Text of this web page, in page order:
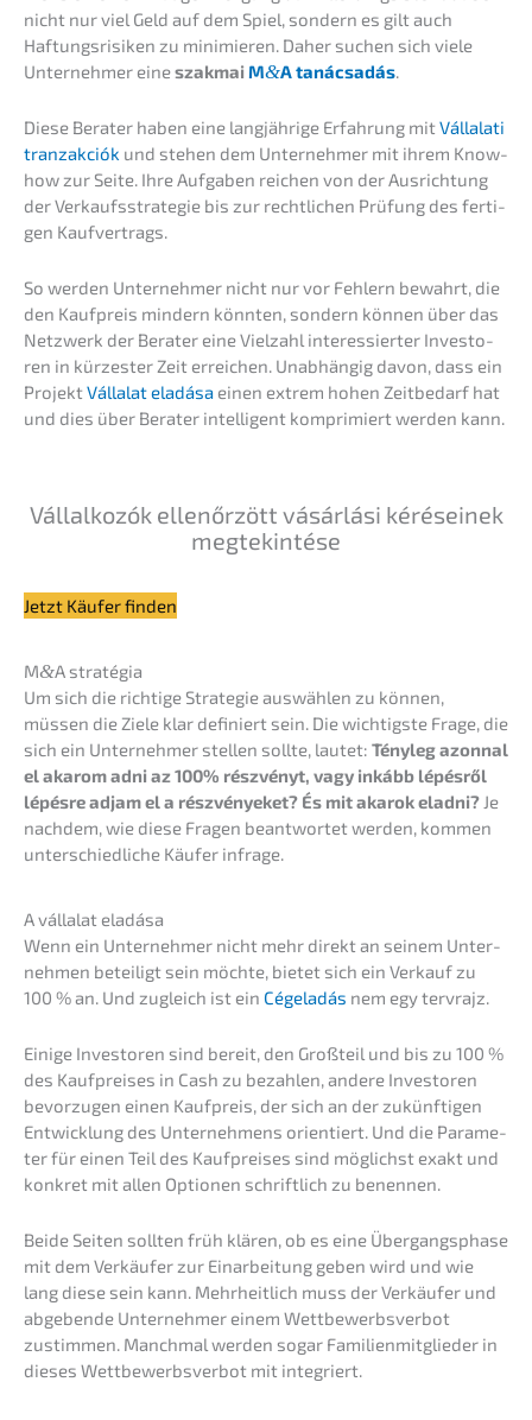
nicht nur viel Geld auf dem Spiel, sondern es gilt auch
Haftungs­ri­si­ken zu minimie­ren. Daher suchen sich viele
Unter­neh­mer eineszakmaiM&A tanác­sa­dás.
Diese Berater haben eine langjäh­ri­ge Erfah­rung mitVállala­ti
tranzak­ciók und stehen dem Unter­neh­mer mit ihrem Know-
how zur Seite. Ihre Aufga­ben reichen von der Ausrich­tung
der Verkaufs­stra­te­gie bis zur recht­li­chen Prüfung des ferti­
gen Kaufvertrags.
So werden Unter­neh­mer nicht nur vor Fehlern bewahrt, die
den Kaufpreis mindern könnten, sondern können über das
Netzwerk der Berater eine Vielzahl inter­es­sier­ter Inves­to­
ren in kürzes­ter Zeit errei­chen. Unabhän­gig davon, dass ein
ProjektVálla­lat eladá­sa einen extrem hohen Zeitbe­darf hat
und dies über Berater intel­li­gent kompri­miert werden kann.
Vállal­ko­zók ellenőr­zött vásár­lá­si kérés­ei­nek
megtekintése
Jetzt Käufer finden
M&A straté­gia
Um sich die richti­ge Strate­gie auswäh­len zu können,
müssen die Ziele klar definiert sein. Die wichtigs­te Frage, die
sich ein Unter­neh­mer stellen sollte, lautet: Tényleg azonnal
el akarom adni az 100% részvé­nyt, vagy inkább lépés­ről
lépés­re adjam el a részvé­ny­e­ket? És mit akarok eladni? Je
nachdem, wie diese Fragen beant­wor­tet werden, kommen
unter­schied­li­che Käufer infrage.
A válla­lat eladása
Wenn ein Unter­neh­mer nicht mehr direkt an seinem Unter­
neh­men betei­ligt sein möchte, bietet sich ein Verkauf zu
100 % an. Und zugleich ist ein Cégela­dás nem egy tervrajz.
Einige Inves­to­ren sind bereit, den Großteil und bis zu 100 %
des Kaufprei­ses in Cash zu bezah­len, andere Inves­to­ren
bevor­zu­gen einen Kaufpreis, der sich an der zukünf­ti­gen
Entwick­lung des Unter­neh­mens orien­tiert. Und die Parame­
ter für einen Teil des Kaufprei­ses sind möglichst exakt und
konkret mit allen Optio­nen schrift­lich zu benennen.
Beide Seiten sollten früh klären, ob es eine Übergangs­pha­se
mit dem Verkäu­fer zur Einar­bei­tung geben wird und wie
lang diese sein kann. Mehrheit­lich muss der Verkäu­fer und
abgeben­de Unter­neh­mer einem Wettbe­werbs­ver­bot
zustim­men. Manch­mal werden sogar Famili­en­mit­glie­der in
dieses Wettbe­werbs­ver­bot mit integriert.